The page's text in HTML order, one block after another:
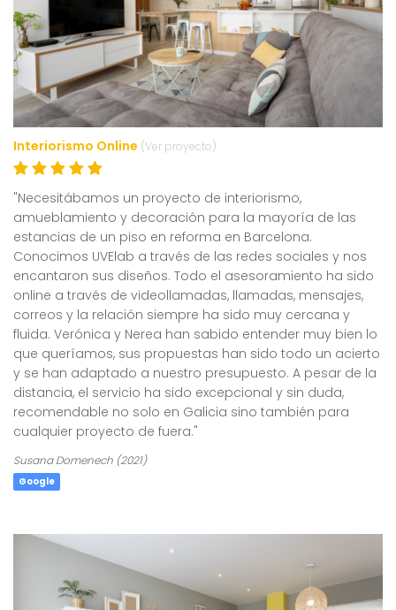
Interiorismo Online (Ver proyecto)
"Necesitábamos un proyecto de interiorismo,
amueblamiento y decoración para la mayoría de las
estancias de un piso en reforma en Barcelona.
Conocimos UVElab a través de las redes sociales y nos
encantaron sus diseños. Todo el asesoramiento ha sido
online a través de videollamadas, llamadas, mensajes,
correos y la relación siempre ha sido muy cercana y
fluida. Verónica y Nerea han sabido entender muy bien lo
que queríamos, sus propuestas han sido todo un acierto
y se han adaptado a nuestro presupuesto. A pesar de la
distancia, el servicio ha sido excepcional y sin duda,
recomendable no solo en Galicia sino también para
cualquier proyecto de fuera."
Susana Domenech (2021)
Google